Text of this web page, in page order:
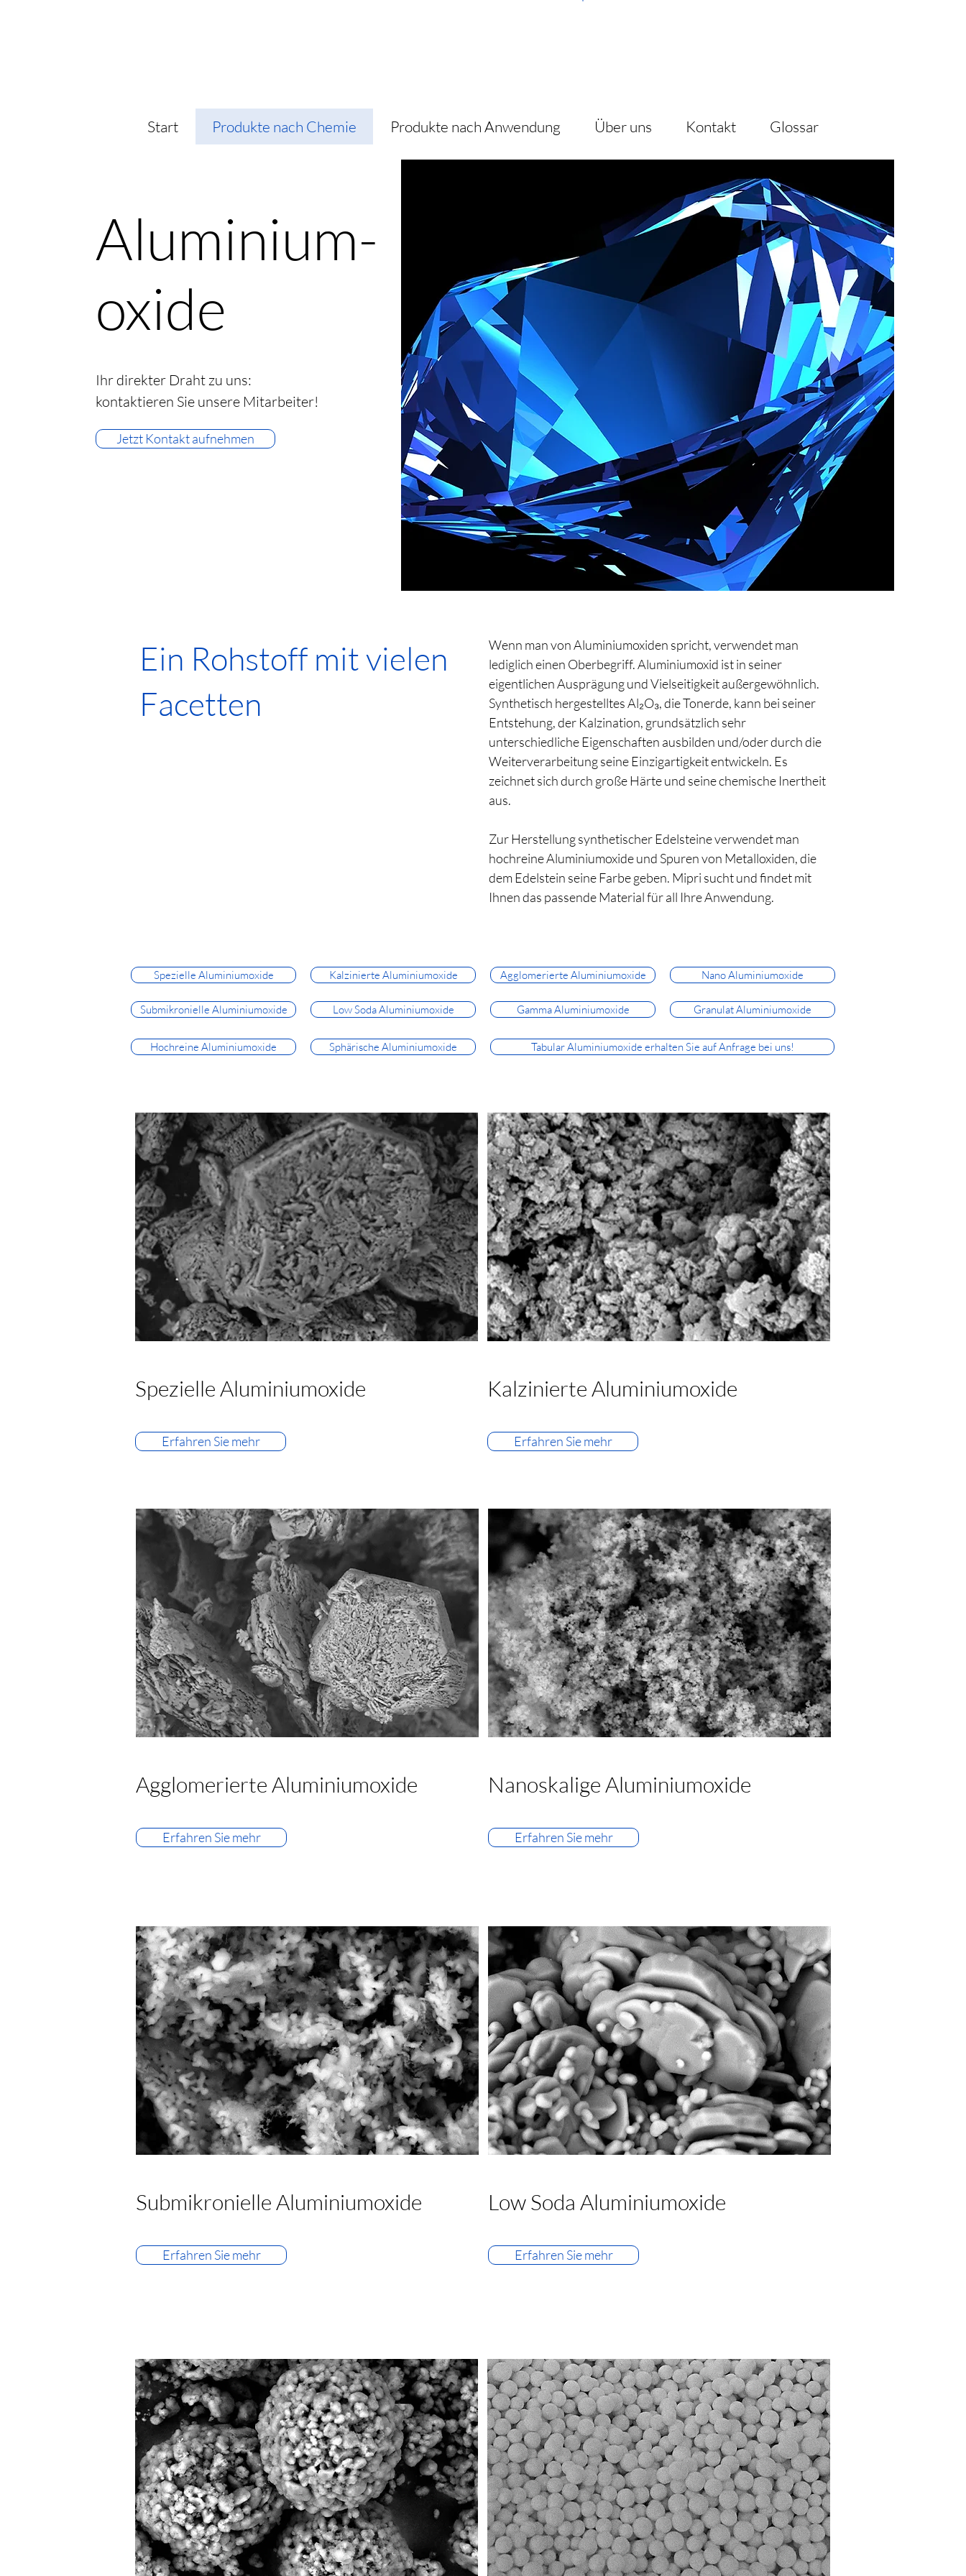
Start Produkte nach Chemie Produkte nach Anwendung Über uns Kontakt Glossar
Aluminium-
oxide
Ihr direkter Draht zu uns:
kontaktieren Sie unsere Mitarbeiter!
Jetzt Kontakt aufnehmen
Ein Rohstoff mit vielen
Facetten
Wenn man von Aluminiumoxiden spricht, verwendet man
lediglich einen Oberbegriff. Aluminiumoxid ist in seiner
eigentlichen Ausprägung und Vielseitigkeit außergewöhnlich.
Synthetisch hergestelltes Al₂O₃, die Tonerde, kann bei seiner
Entstehung, der Kalzination, grundsätzlich sehr
unterschiedliche Eigenschaften ausbilden und/oder durch die
Weiterverarbeitung seine Einzigartigkeit entwickeln. Es
zeichnet sich durch große Härte und seine chemische Inertheit
aus.
Zur Herstellung synthetischer Edelsteine verwendet man
hochreine Aluminiumoxide und Spuren von Metalloxiden, die
dem Edelstein seine Farbe geben. Mipri sucht und findet mit
Ihnen das passende Material für all Ihre Anwendung.
Spezielle Aluminiumoxide Kalzinierte Aluminiumoxide Agglomerierte Aluminiumoxide Nano Aluminiumoxide
Submikronielle Aluminiumoxide Low Soda Aluminiumoxide Gamma Aluminiumoxide Granulat Aluminiumoxide
Hochreine Aluminiumoxide Sphärische Aluminiumoxide Tabular Aluminiumoxide erhalten Sie auf Anfrage bei uns!
Spezielle Aluminiumoxide
Erfahren Sie mehr
Kalzinierte Aluminiumoxide
Erfahren Sie mehr
Agglomerierte Aluminiumoxide
Erfahren Sie mehr
Nanoskalige Aluminiumoxide
Erfahren Sie mehr
Submikronielle Aluminiumoxide
Erfahren Sie mehr
Low Soda Aluminiumoxide
Erfahren Sie mehr